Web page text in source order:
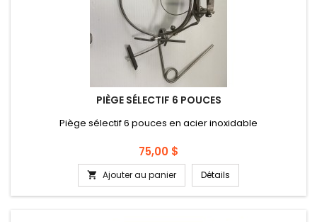
PIÈGE SÉLECTIF 6 POUCES
Piège sélectif 6 pouces en acier inoxidable
Prix
75,00 $
 Ajouter au panier Détails